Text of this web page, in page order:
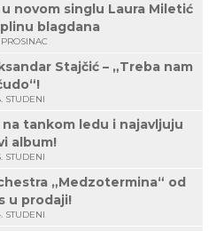
u novom singlu Laura Miletić
blagdana
PROSINAC
Stajčić – „Treba nam
STUDENI
na tankom ledu i najavljuju
album!
STUDENI
„Medzotermina“ od
u prodaji!
STUDENI